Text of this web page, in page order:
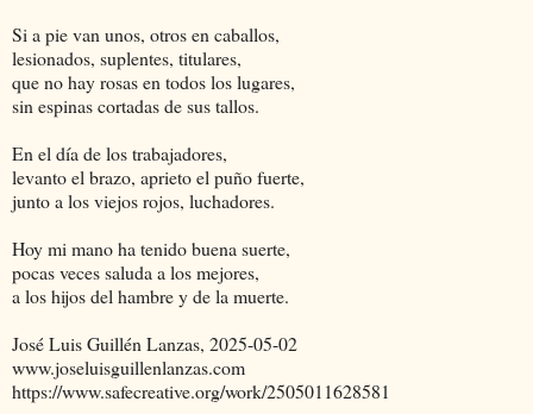
Si a pie van unos, otros en caballos,
lesionados, suplentes, titulares,
que no hay rosas en todos los lugares,
sin espinas cortadas de sus tallos.
En el día de los trabajadores,
levanto el brazo, aprieto el puño fuerte,
junto a los viejos rojos, luchadores.
Hoy mi mano ha tenido buena suerte,
pocas veces saluda a los mejores,
a los hijos del hambre y de la muerte.
José Luis Guillén Lanzas, 2025-05-02
www.joseluisguillenlanzas.com
https://www.safecreative.org/work/2505011628581